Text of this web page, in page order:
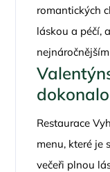
romantických
láskou a péčí,
Restaurace
menu, které je
večeři plnou